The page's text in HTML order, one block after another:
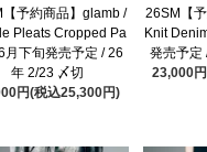
【予約商品】glamb /
Pleats Cropped Pa
月下旬発売予定 / 26
年 2/23 〆切
円(税込25,300円)
26SM【
Knit
発売予定
23,000